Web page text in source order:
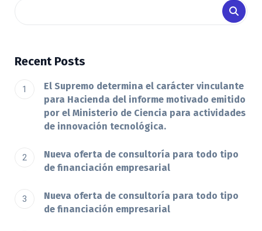
Recent Posts
El Supremo determina el carácter vinculante
para Hacienda del informe motivado emitido
por el Ministerio de Ciencia para actividades
de innovación tecnológica.
Nueva oferta de consultoría para todo tipo
de financiación empresarial
Nueva oferta de consultoría para todo tipo
de financiación empresarial